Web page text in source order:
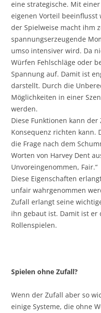
eine strategische. Mit
eigenen Vorteil beeinflusst
der Spielweise macht ihm
spannungserzeugende
umso intensiver wird. Da
Würfen Fehlschläge oder
Spannung auf. Damit ist
darstellt. Durch die
Möglichkeiten in einer
werden.
Diese Funktionen kann
Konsequenz richten kann.
die Frage nach dem
Worten von Harvey Dent
Unvoreingenommen, Fair.“
Diese Eigenschaften
unfair wahrgenommen
Zufall erlangt seine
ihn gebaut ist. Damit ist er
Rollenspielen.
Spielen ohne Zufall?
Wenn der Zufall aber so
einige Systeme, die ohne